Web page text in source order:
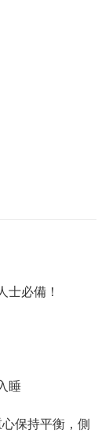
士必備！
睡
保持平衡，側